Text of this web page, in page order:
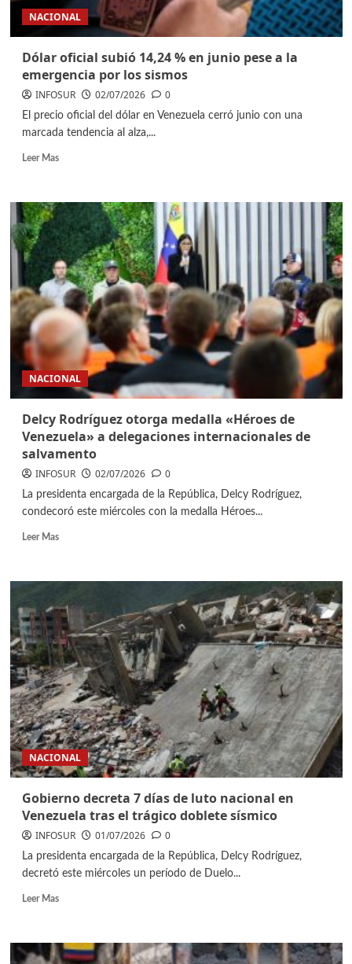
NACIONAL
Dólar oficial subió 14,24 % en junio pese a la
emergencia por los sismos
INFOSUR 02/07/2026 0
El precio oficial del dólar en Venezuela cerró junio con una
marcada tendencia al alza,...
Leer Mas
NACIONAL
Delcy Rodríguez otorga medalla «Héroes de
Venezuela» a delegaciones internacionales de
salvamento
INFOSUR 02/07/2026 0
La presidenta encargada de la República, Delcy Rodríguez,
condecoró este miércoles con la medalla Héroes...
Leer Mas
NACIONAL
Gobierno decreta 7 días de luto nacional en
Venezuela tras el trágico doblete sísmico
INFOSUR 01/07/2026 0
La presidenta encargada de la República, Delcy Rodríguez,
decretó este miércoles un período de Duelo...
Leer Mas